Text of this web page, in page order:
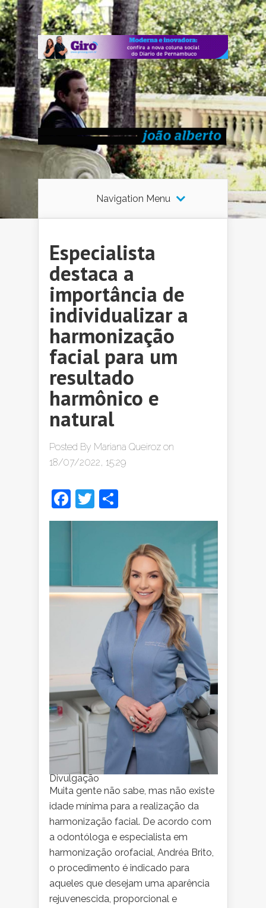
Navigation Menu
Especialista
destaca a
importância de
individualizar a
harmonização
facial para um
resultado
harmônico e
natural
Posted By Mariana Queiroz on
18/07/2022, 15:29
Facebook
Twitter
Divulgação
Muita gente não sabe, mas não existe
idade mínima para a realização da
harmonização facial. De acordo com
a odontóloga e especialista em
harmonização orofacial, Andréa Brito,
o procedimento é indicado para
aqueles que desejam uma aparência
rejuvenescida, proporcional e